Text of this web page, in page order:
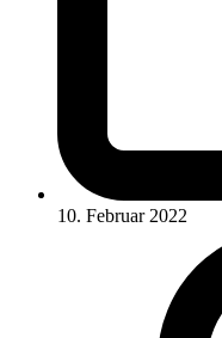
10. Februar 2022